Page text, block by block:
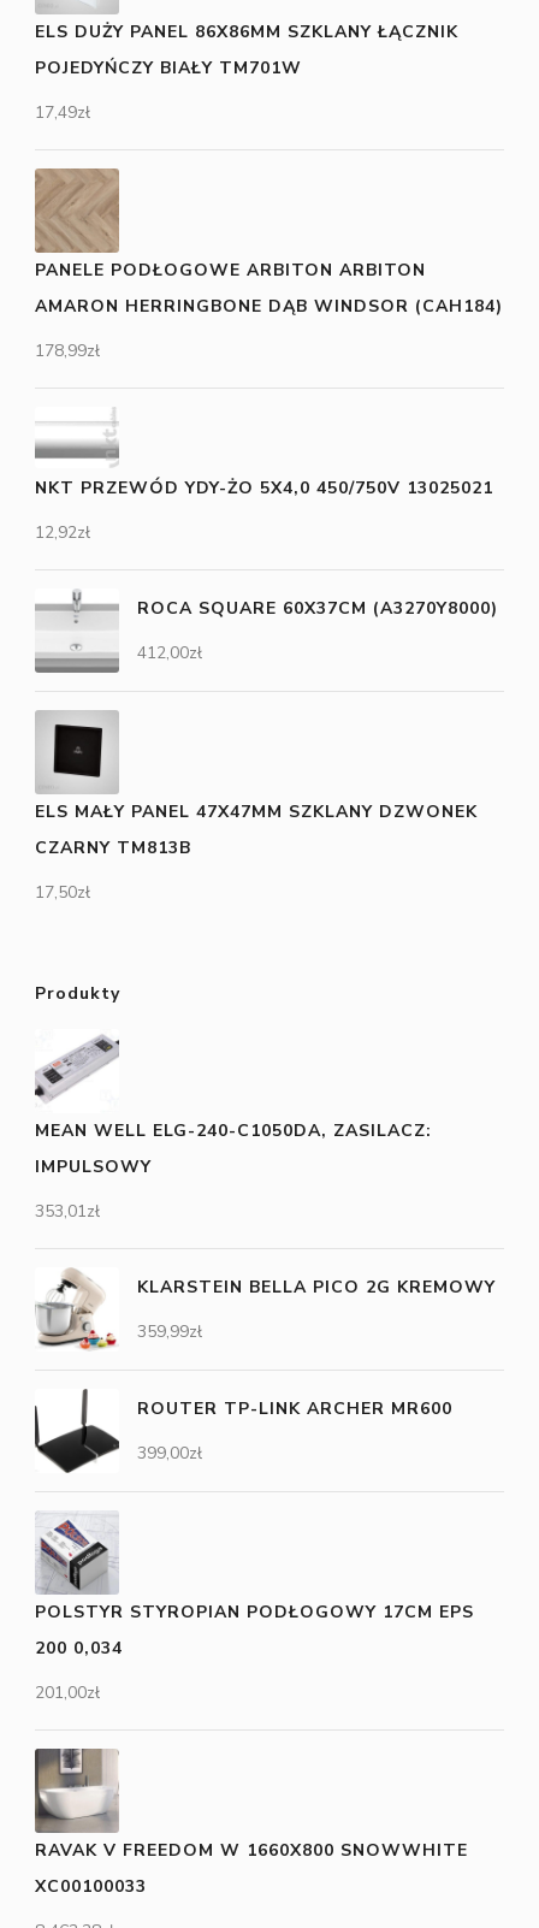
ELS DUŻY PANEL 86X86MM SZKLANY ŁĄCZNIK
POJEDYŃCZY BIAŁY TM701W
17,49zł
PANELE PODŁOGOWE ARBITON ARBITON
AMARON HERRINGBONE DĄB WINDSOR (CAH184)
178,99zł
NKT PRZEWÓD YDY-ŻO 5X4,0 450/750V 13025021
12,92zł
ROCA SQUARE 60X37CM (A3270Y8000)
412,00zł
ELS MAŁY PANEL 47X47MM SZKLANY DZWONEK
CZARNY TM813B
17,50zł
Produkty
MEAN WELL ELG-240-C1050DA, ZASILACZ:
IMPULSOWY
353,01zł
KLARSTEIN BELLA PICO 2G KREMOWY
359,99zł
ROUTER TP-LINK ARCHER MR600
399,00zł
POLSTYR STYROPIAN PODŁOGOWY 17CM EPS
200 0,034
201,00zł
RAVAK V FREEDOM W 1660X800 SNOWWHITE
XC00100033